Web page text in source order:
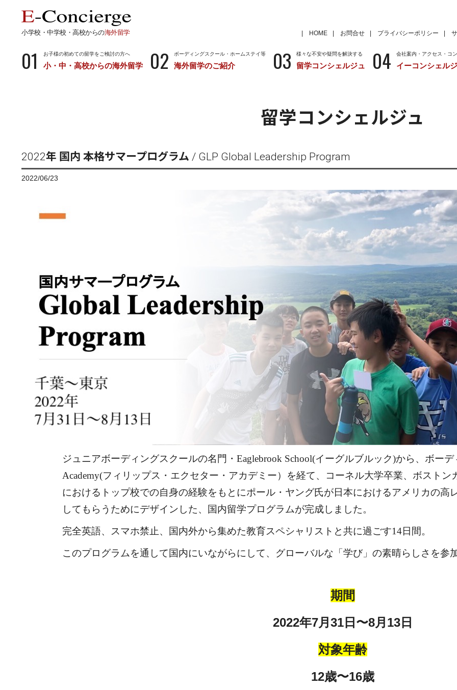
小学校・中学校・高校からの海外留学 HOME お問合せ プライバシーポリシー
01 お子様の初めての留学をご検討の方へ
小・中・高校からの海外留学 02 ボーディングスクール・ホームステイ等
海外留学のご紹介
高校生からのボーディングスクール
留学情報 学校情報
03 様々な不安や疑問を解決する
留学コンシェルジュ 04 会社案内・アクセス・コ
イーコンシェル
留学コンシェルジュ
2022年 国内 本格サマープログラム / GLP Global Leadership Program
2022/06/23
ジュニアボーディングスクールの名門・Eaglebrook School(イーグルブルック)から、 ボーデ
Academy(フィリップス・エクセター・アカデミー） を経て、コーネル大学卒業、ボスト
におけるトップ校での自身の経験をもとにポール・ヤング氏が日本におけるアメリカの高
してもらうためにデザインした、国内留学プログラムが完成しました。
完全英語、スマホ禁止、 国内外から集めた教育スペシャリストと共に過ごす14日間。
このプログラムを通して国内にいながらにして、グローバルな「学び」の素晴らしさを参
期間
2022年7月31日〜8月13日
対象年齢
12歳〜16歳